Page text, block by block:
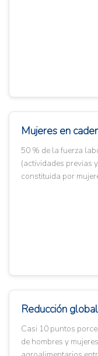
Mujeres en
50 % de la fuerza
(actividades previas
constituida por
Reducción
Casi 10 puntos
de hombres y